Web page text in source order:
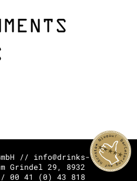
// info@drinks-
Grindel 29, 8932
00 41 (0) 43 818